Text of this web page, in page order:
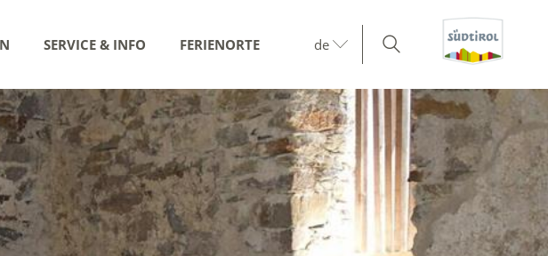
SERVICE & INFO FERIENORTE de